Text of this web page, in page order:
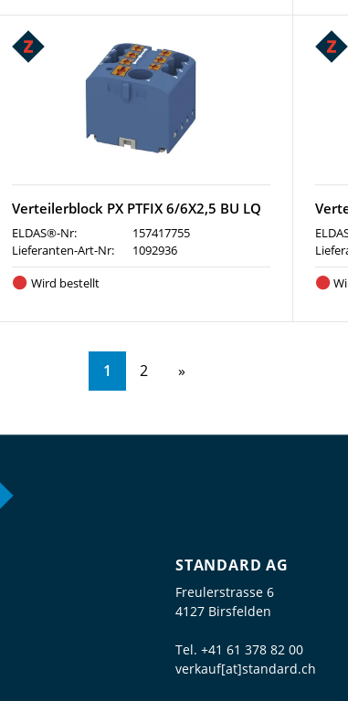
Verteilerblock PX PTFIX 6/6X2,5 BU LQ
ELDAS®-Nr:
157417755
Lieferanten-Art-Nr:
1092936
Wird bestellt
1 2
STANDARD AG
Freulerstrasse 6
4127 Birsfelden
Tel. +41 61 378 82 00
verkauf[at]standard.ch